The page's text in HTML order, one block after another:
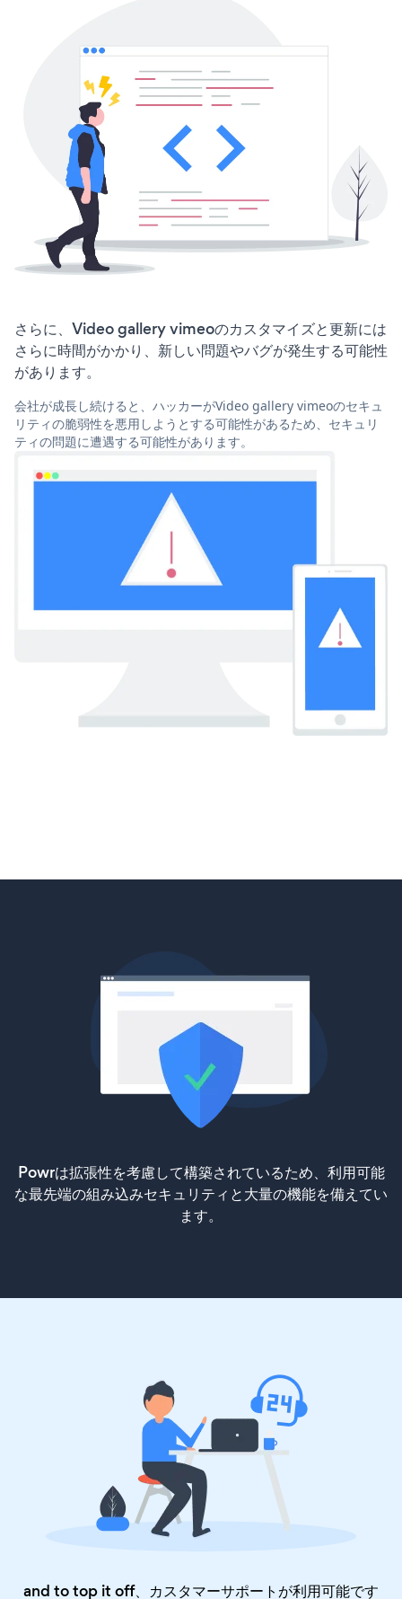
さらに、Video gallery vimeoのカスタマイズと更新には
さらに時間がかかり、新しい問題やバグが発生する可能性
があります。
会社が成長し続けると、ハッカーがVideo gallery vimeoのセキュ
リティの脆弱性を悪用しようとする可能性があるため、セキュリ
ティの問題に遭遇する可能性があります。
Powrは拡張性を考慮して構築されているため、利用可能
な最先端の組み込みセキュリティと大量の機能を備えてい
ます。
and to top it off、カスタマーサポートが利用可能です